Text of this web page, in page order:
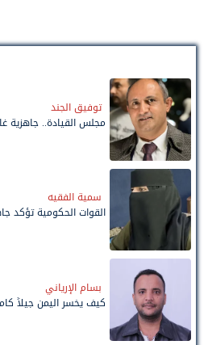
توفيق الجند
مجلس القيادة.. جاهزية
سمية الفقيه
القوات الحكومية تؤكد
بسام الإرياني
كيف يخسر اليمن جيلاً